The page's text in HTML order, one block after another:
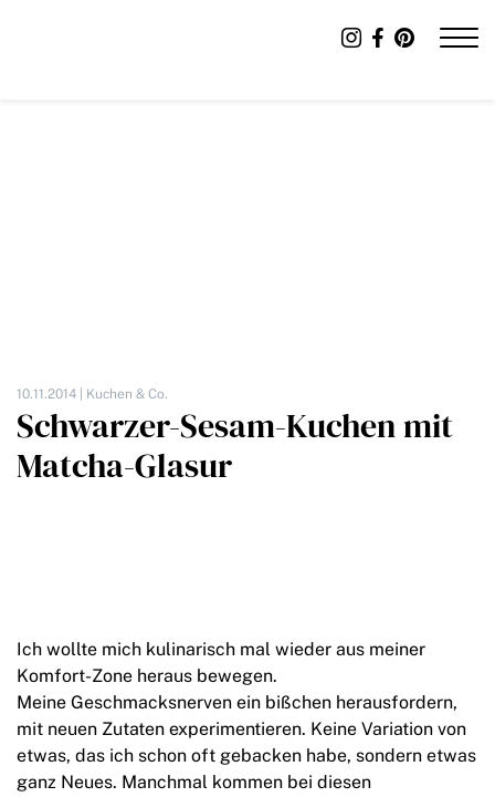
10.11.2014 | Kuchen & Co.
Schwarzer-Sesam-Kuchen mit
Matcha-Glasur
Ich wollte mich kulinarisch mal wieder aus meiner
Komfort-Zone heraus bewegen.
Meine Geschmacksnerven ein bißchen herausfordern,
mit neuen Zutaten experimentieren. Keine Variation von
etwas, das ich schon oft gebacken habe, sondern etwas
ganz Neues. Manchmal kommen bei diesen